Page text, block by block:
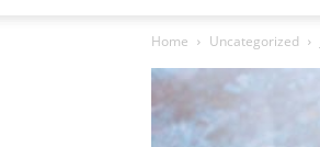
Home Uncategorized